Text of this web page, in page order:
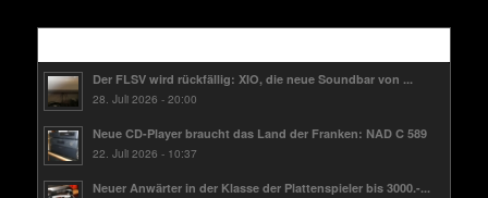
Der FLSV wird rückfällig: XIO, die neue Soundbar von ...
28. Juli 2026 - 20:00
Neue CD-Player braucht das Land der Franken: NAD C 589
22. Juli 2026 - 10:37
Neuer Anwärter in der Klasse der Plattenspieler bis 3000.-...